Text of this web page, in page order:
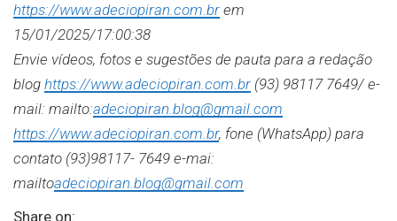
https://www.adeciopiran.com.br em
15/01/2025/17:00:38
Envie vídeos, fotos e sugestões de pauta para a redação
blog https://www.adeciopiran.com.br (93) 98117 7649/ e-
mail: mailto:adeciopiran.blog@gmail.com
https://www.adeciopiran.com.br, fone (WhatsApp) para
contato (93)98117- 7649 e-mai:
mailtoadeciopiran.blog@gmail.com
Share on: